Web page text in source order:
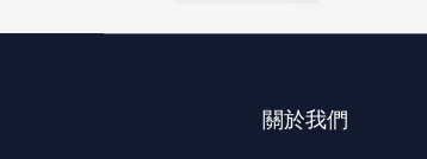
關於我們